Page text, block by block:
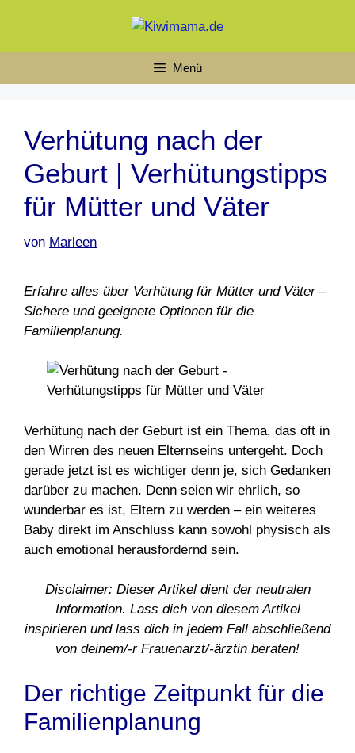
springen
Menü
Verhütung nach der
Geburt | Verhütungstipps
für Mütter und Väter
von Marleen
Erfahre alles über Verhütung für Mütter und Väter –
Sichere und geeignete Optionen für die
Familienplanung.
Verhütung nach der Geburt ist ein Thema, das oft in
den Wirren des neuen Elternseins untergeht. Doch
gerade jetzt ist es wichtiger denn je, sich Gedanken
darüber zu machen. Denn seien wir ehrlich, so
wunderbar es ist, Eltern zu werden – ein weiteres
Baby direkt im Anschluss kann sowohl physisch als
auch emotional herausfordernd sein.
Disclaimer: Dieser Artikel dient der neutralen
Information. Lass dich von diesem Artikel
inspirieren und lass dich in jedem Fall abschließend
von deinem/-r Frauenarzt/-ärztin beraten!
Der richtige Zeitpunkt für die
Familienplanung